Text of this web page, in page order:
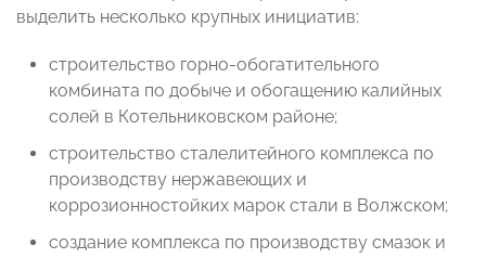
выделить несколько крупных инициатив:
строительство горно-обогатительного
комбината по добыче и обогащению калийных
солей в Котельниковском районе;
строительство сталелитейного комплекса по
производству нержавеющих и
коррозионностойких марок стали в Волжском;
создание комплекса по производству смазок и